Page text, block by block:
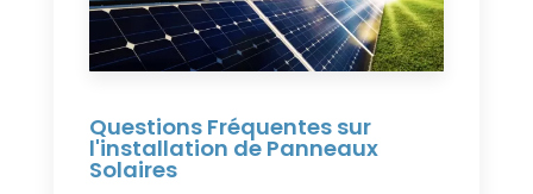
Questions Fréquentes sur
l'installation de Panneaux
Solaires